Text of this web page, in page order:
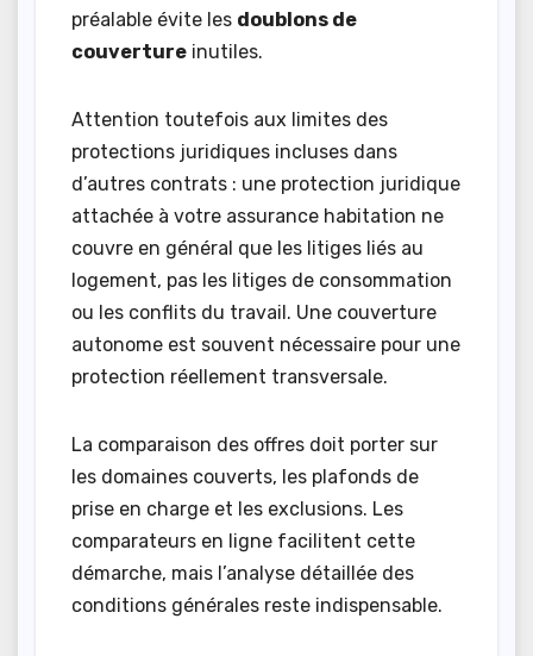
préalable évite les doublons de
couverture inutiles.
Attention toutefois aux limites des
protections juridiques incluses dans
d’autres contrats : une protection juridique
attachée à votre assurance habitation ne
couvre en général que les litiges liés au
logement, pas les litiges de consommation
ou les conflits du travail. Une couverture
autonome est souvent nécessaire pour une
protection réellement transversale.
La comparaison des offres doit porter sur
les domaines couverts, les plafonds de
prise en charge et les exclusions. Les
comparateurs en ligne facilitent cette
démarche, mais l’analyse détaillée des
conditions générales reste indispensable.